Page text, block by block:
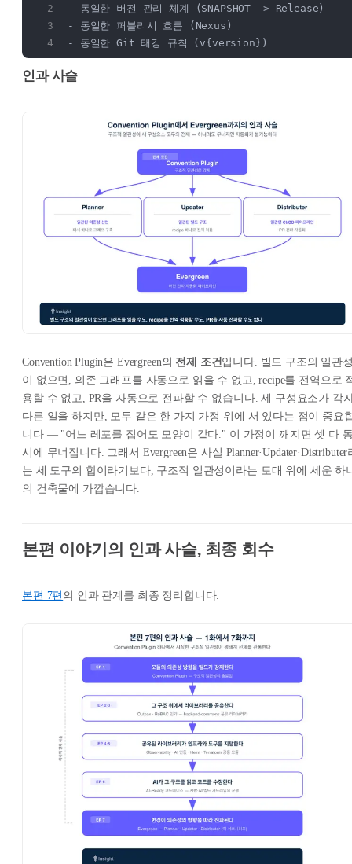
- 동일한 버전 관리 체계 (SNAPSHOT -> Release)
- 동일한 퍼블리시 흐름 (Nexus)
- 동일한 Git 태깅 규칙 (v{version})
인과 사슬
Convention Plugin은 Evergreen의 전제 조건 입니다. 빌드 구조의 일관
이 없으면, 의존 그래프를 자동으로 읽을 수 없고, recipe를 전역으로
용할 수 없고, PR을 자동으로 전파할 수 없습니다. 세 구성요소가 각
다른 일을 하지만, 모두 같은 한 가지 가정 위에 서 있다는 점이 중요
니다 — "어느 레포를 집어도 모양이 같다." 이 가정이 깨지면 셋 다
시에 무너집니다. 그래서 Evergreen은 사실 Planner·Updater·Distributer
는 세 도구의 합이라기보다, 구조적 일관성이라는 토대 위에 세운 하
의 건축물에 가깝습니다.
본편 이야기의 인과 사슬, 최종 회수
본편 7편 의 인과 관계를 최종 정리합니다.